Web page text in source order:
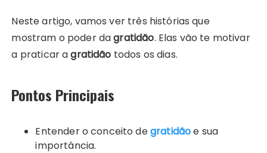
Neste artigo, vamos ver três histórias que
mostram o poder dagratidão. Elas vão te motivar
a praticar agratidão todos os dias.
Pontos Principais
Entender o conceito degratidãoe sua
importância.